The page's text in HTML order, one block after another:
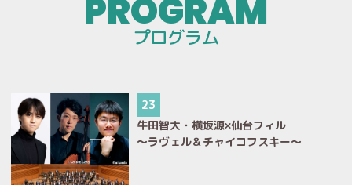
プログラム
23
牛田智大・横坂源×仙台フィル
～ラヴェル＆チャイコフスキー～